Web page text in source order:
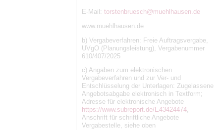
E-Mail: torstenbruesch@muehlhausen.de
www.muehlhausen.de
b) Vergabeverfahren: Freie Auftragsvergabe,
UVgO (Planungsleistung), Vergabenummer
610/407/2025
c) Angaben zum elektronischen
Vergabeverfahren und zur Ver- und
Entschlüsselung der Unterlagen: Zugelassene
Angebotsabgabe elektronisch in Textform;
Adresse für elektronische Angebote
https://www.subreport.de/E43424474,
Anschrift für schriftliche Angebote
Vergabestelle, siehe oben